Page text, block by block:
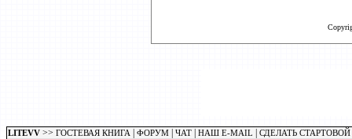
LITEVV >> ГОСТЕВАЯ КНИГА ФОРУМ ЧАТ НАШ E-MAIL СДЕЛАТЬ СТАРТОВОЙ